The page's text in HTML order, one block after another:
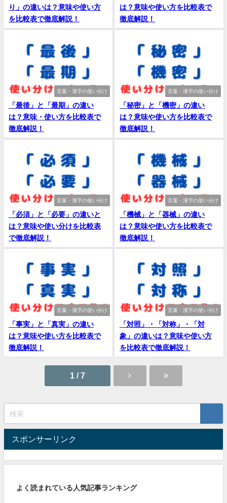
り」の違いは？意味や使い方
を比較表で徹底解説！
は？意味や使い方を比較表で
徹底解説！
言葉・漢字の使い分け
「最後」と「最期」の違い
は？意味・使い方を比較表で
徹底解説！
言葉・漢字の使い分け
「秘密」と「機密」の違い
は？意味や使い方を比較表で
徹底解説！
言葉・漢字の使い分け
「必須」と「必要」の違いと
は？意味や使い分けを比較表
で徹底解説！
言葉・漢字の使い分け
「機械」と「器械」の違い
は？意味や使い方を比較表で
徹底解説！
言葉・漢字の使い分け
「事実」と「真実」の違い
は？意味や使い方を比較表で
徹底解説！
言葉・漢字の使い分け
「対照」・「対称」・「対
象」の違いは？意味や使い方
を比較表で徹底解説！
1 / 7
スポンサーリンク
よく読まれている人気記事ランキング